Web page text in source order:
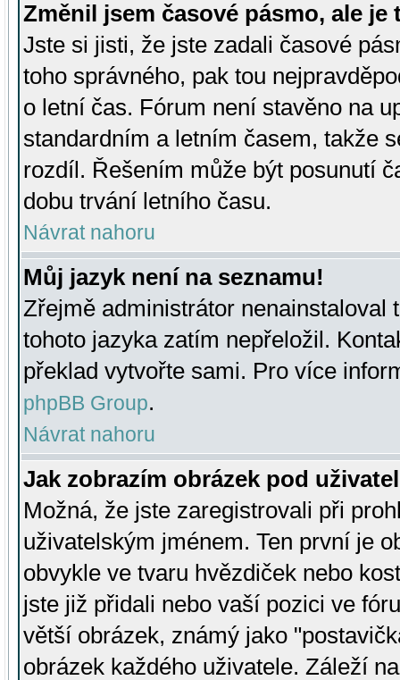
Změnil jsem časové pásmo, ale je
Jste si jisti, že jste zadali časové
toho správného, pak tou
o letní čas. Fórum není stavěno na
standardním a letním časem, takže
rozdíl. Řešením může být posunutí
dobu trvání letního času.
Návrat nahoru
Můj jazyk není na seznamu!
Zřejmě administrátor nenainstaloval
tohoto jazyka zatím nepřeložil.
překlad vytvořte sami. Pro více
phpBB Group.
Návrat nahoru
Jak zobrazím obrázek pod
Možná, že jste zaregistrovali při
uživatelským jménem. Ten první je
obvykle ve tvaru hvězdiček nebo
jste již přidali nebo vaší pozici ve
větší obrázek, známý jako
obrázek každého uživatele. Záleží